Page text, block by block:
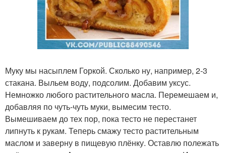
Муку мы насыплем Горкой. Сколько ну, например, 2-3
стакана. Выльем воду, подсолим. Добавим уксус.
Немножко любого растительного масла. Перемешаем и,
добавляя по чуть-чуть муки, вымесим тесто.
Вымешиваем до тех пор, пока тесто не перестанет
липнуть к рукам. Теперь смажу тесто растительным
маслом и заверну в пищевую плёнку. Оставлю полежать